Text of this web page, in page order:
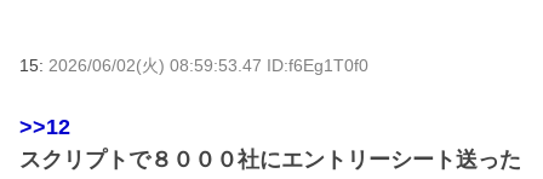
15: 2026/06/02(火) 08:59:53.47 ID:f6Eg1T0f0
>>12
スクリプトで８０００社にエントリーシート送った